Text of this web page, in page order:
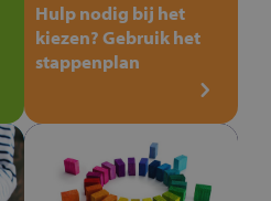
Hulp nodig bij het
kiezen? Gebruik het
stappenplan